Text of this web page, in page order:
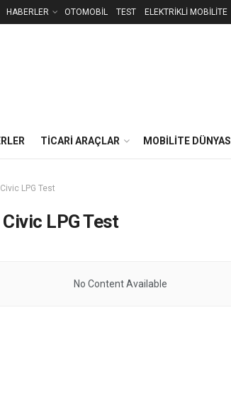
HABERLER OTOMOBİL TEST ELEKTRİKLİ MOBİLİTE
TİCARİ ARAÇLAR MOBİLİTE DÜNYASI
LPG Test
LPG Test
No Content Available